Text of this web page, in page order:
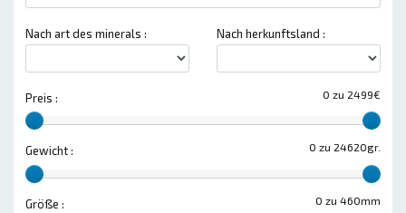
Nach art des minerals : Nach herkunftsland :
0 zu 2499€
Preis :
0 zu 24620gr.
Gewicht :
0 zu 460mm
Größe :